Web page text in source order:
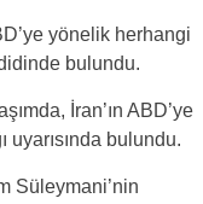
yönelik herhangi
bulundu.
İran’ın ABD’ye
uyarısında bulundu.
Süleymani’nin